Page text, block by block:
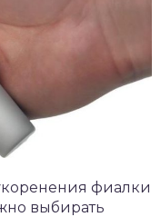
фиалки
выбирать